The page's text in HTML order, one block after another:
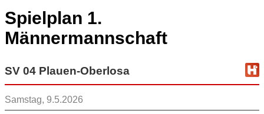
Spielplan 1.
Männermannschaft
SV 04 Plauen-Oberlosa
Samstag, 9.5.2026